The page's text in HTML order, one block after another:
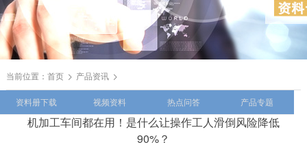
当前位置： 首页 产品资讯
资料册下载 视频资料 热点问答 产品专题
机加工车间都在用！是什么让操作工人滑倒风险降低
90%？